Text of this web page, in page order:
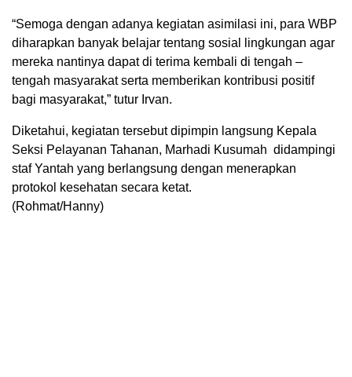
“Semoga dengan adanya kegiatan asimilasi ini, para WBP
diharapkan banyak belajar tentang sosial lingkungan agar
mereka nantinya dapat di terima kembali di tengah –
tengah masyarakat serta memberikan kontribusi positif
bagi masyarakat,” tutur Irvan.
Diketahui, kegiatan tersebut dipimpin langsung Kepala
Seksi Pelayanan Tahanan, Marhadi Kusumah didampingi
staf Yantah yang berlangsung dengan menerapkan
protokol kesehatan secara ketat.
(Rohmat/Hanny)